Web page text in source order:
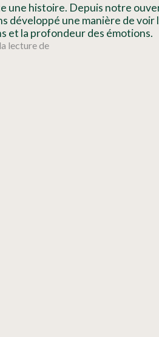
une histoire. Depuis notre
développé une manière de voir
et la profondeur des émotions.
lecture de